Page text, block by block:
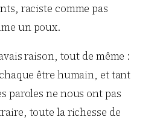
raciste comme pas
un poux.
raison, tout de même :
être humain, et tant
paroles ne nous ont pas
toute la richesse de